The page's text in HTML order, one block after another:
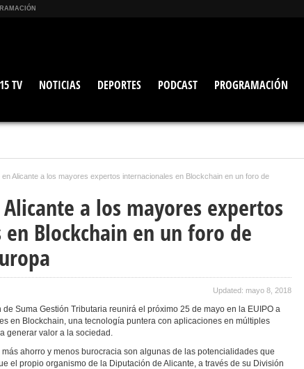
TV NOTICIAS DEPORTES PODCAST PROGRAMACIÓN
en Alicante a los mayores expertos internacionales en Blockchain en un foro de
a los mayores expertos
Blockchain en un foro de
Updated: mayo 8, 2018
Suma Gestión Tributaria reunirá el próximo 25 de mayo en la EUIPO a
en Blockchain, una tecnología puntera con aplicaciones en múltiples
generar valor a la sociedad.
ahorro y menos burocracia son algunas de las potencialidades que
el propio organismo de la Diputación de Alicante, a través de su División